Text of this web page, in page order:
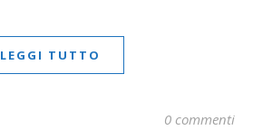
LEGGI TUTTO
0 commenti